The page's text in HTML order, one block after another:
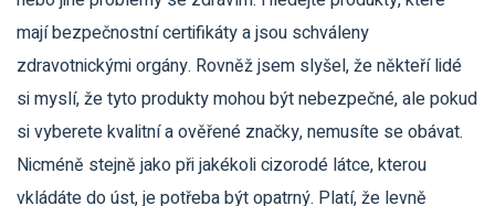
mají bezpečnostní certifikáty a jsou schváleny
zdravotnickými orgány. Rovněž jsem slyšel, že někteří lidé
si myslí, že tyto produkty mohou být nebezpečné, ale pokud
si vyberete kvalitní a ověřené značky, nemusíte se obávat.
Nicméně stejně jako při jakékoli cizorodé látce, kterou
vkládáte do úst, je potřeba být opatrný. Platí, že levně